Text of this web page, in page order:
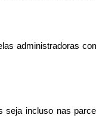
administradoras
incluso nas